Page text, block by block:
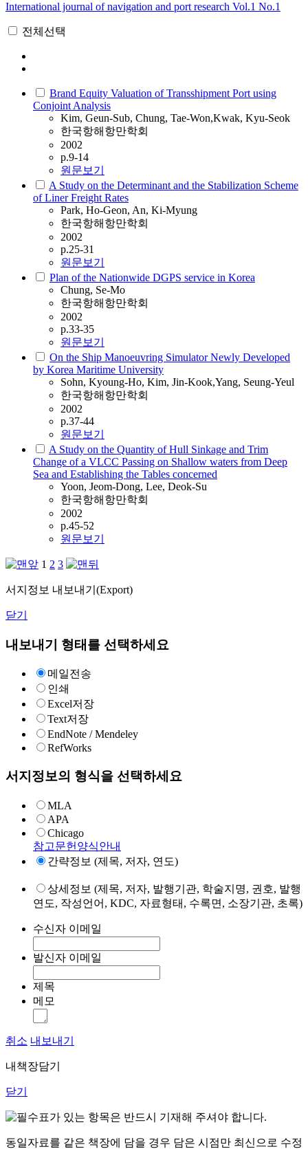
International journal of navigation and port research Vol.1 No.1
전체선택
Brand Equity Valuation of Transshipment Port using
Conjoint Analysis
Kim, Geun-Sub, Chung, Tae-Won,Kwak, Kyu-Seok
한국항해항만학회
2002
p.9-14
원문보기
A Study on the Determinant and the Stabilization Scheme
of Liner Freight Rates
Park, Ho-Geon, An, Ki-Myung
한국항해항만학회
2002
p.25-31
원문보기
Plan of the Nationwide DGPS service in Korea
Chung, Se-Mo
한국항해항만학회
2002
p.33-35
원문보기
On the Ship Manoeuvring Simulator Newly Developed
by Korea Maritime University
Sohn, Kyoung-Ho, Kim, Jin-Kook,Yang, Seung-Yeul
한국항해항만학회
2002
p.37-44
원문보기
A Study on the Quantity of Hull Sinkage and Trim
Change of a VLCC Passing on Shallow waters from Deep
Sea and Establishing the Tables concerned
Yoon, Jeom-Dong, Lee, Deok-Su
한국항해항만학회
2002
p.45-52
원문보기
1 2 3
서지정보 내보내기(Export)
닫기
내보내기 형태를 선택하세요
메일전송
인쇄
Excel저장
Text저장
EndNote / Mendeley
RefWorks
서지정보의 형식을 선택하세요
MLA
APA
Chicago
참고문헌양식안내
간략정보 (제목, 저자, 연도)
상세정보 (제목, 저자, 발행기관, 학술지명, 권호, 발행
연도, 작성언어, KDC, 자료형태, 수록면, 소장기관, 초록)
수신자 이메일
발신자 이메일
제목
메모
취소 내보내기
내책장담기
닫기
표가 있는 항목은 반드시 기재해 주셔야 합니다.
동일자료를 같은 책장에 담을 경우 담은 시점만 최신으로 수정